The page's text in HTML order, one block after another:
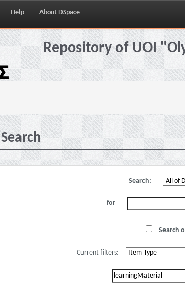
Help About DSpace
Repository of UOI
Search
Search:
for
Search
Current filters: